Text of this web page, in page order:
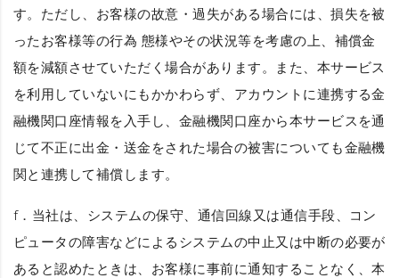
す。ただし、お客様の故意・過失がある場合には、損失を被
ったお客様等の行為 態様やその状況等を考慮の上、補償金
額を減額させていただく場合があります。また、本サービス
を利用していないにもかかわらず、アカウントに連携する金
融機関口座情報を入手し、金融機関口座から本サービスを通
じて不正に出金・送金をされた場合の被害についても金融機
関と連携して補償します。
f．当社は、システムの保守、通信回線又は通信手段、コン
ピュータの障害などによるシステムの中止又は中断の必要が
あると認めたときは、お客様に事前に通知することなく、本